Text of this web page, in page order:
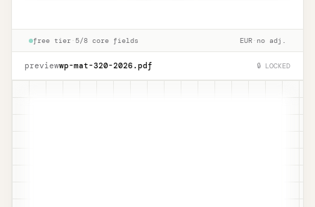
documentation
→
free tier·5/8 core fields EUR· no adj.
previewwp-mat-320-2026 .pdf 🔒 LOCKED